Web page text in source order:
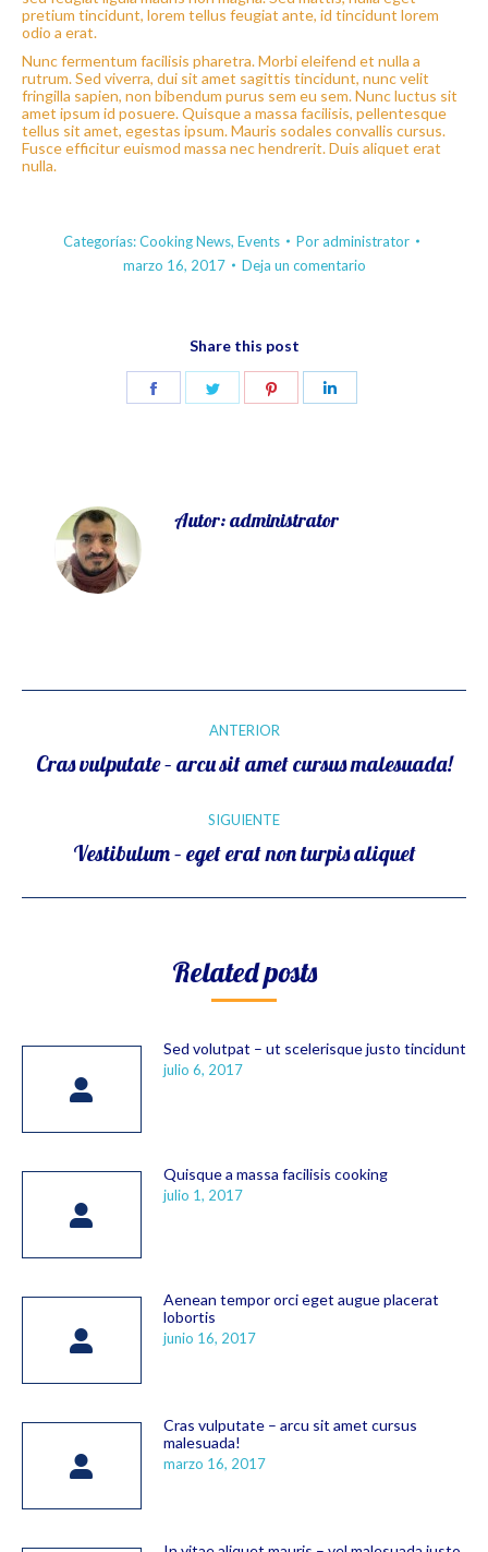
pretium tincidunt, lorem tellus feugiat ante, id tincidunt lorem
odio a erat.
Nunc fermentum facilisis pharetra. Morbi eleifend et nulla a
rutrum. Sed viverra, dui sit amet sagittis tincidunt, nunc velit
fringilla sapien, non bibendum purus sem eu sem. Nunc luctus sit
amet ipsum id posuere. Quisque a massa facilisis, pellentesque
tellus sit amet, egestas ipsum. Mauris sodales convallis cursus.
Fusce efficitur euismod massa nec hendrerit. Duis aliquet erat
nulla.
Categorías:Cooking News, Events Poradministrator
marzo 16, 2017
Deja un comentario
Share this post
Autor:administrator
entre
ANTERIOR
Publicación
anterior:
Cras vulputate – arcu sit amet cursus malesuada!
SIGUIENTE
Publicación
siguiente:
Vestibulum – eget erat non turpis aliquet
Related posts
Sed volutpat – ut scelerisque justo tincidunt
julio 6, 2017
Quisque a massa facilisis cooking
julio 1, 2017
Aenean tempor orci eget augue placerat
lobortis
junio 16, 2017
Cras vulputate – arcu sit amet cursus
malesuada!
marzo 16, 2017